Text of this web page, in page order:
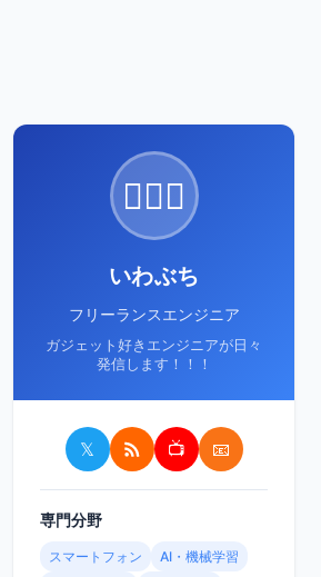
🙋🏻‍♂️
いわぶち
フリーランスエンジニア
ガジェット好きエンジニアが日々
発信します！！！
𝕏 📺 📧
専門分野
スマートフォン
AI・機械学習